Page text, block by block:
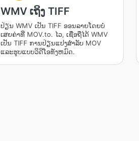
WMV ເຖິງ TIFF
ປ່ຽນ WMV ເປັນ TIFF ອອນລາຍໂດຍບໍ່
ເສຍຄ່າທີ່ MOV.to. ໄວ, ເຊື່ອຖືໄດ້ WMV
ເປັນ TIFF ການປ່ຽນແປງສໍາລັບ MOV
ແລະຮູບແບບວິດີໂອທັງຫມົດ.